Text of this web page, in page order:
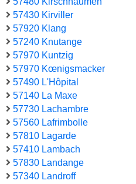
57430 Kirviller
57920 Klang
57240 Knutange
57970 Kuntzig
57970 Kœnigsmacker
57490 L'Hôpital
57140 La Maxe
57730 Lachambre
57560 Lafrimbolle
57810 Lagarde
57410 Lambach
57830 Landange
57340 Landroff